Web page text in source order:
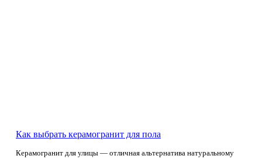
Как выбрать керамогранит для пола
Керамогранит для улицы — отличная альтернатива натуральному